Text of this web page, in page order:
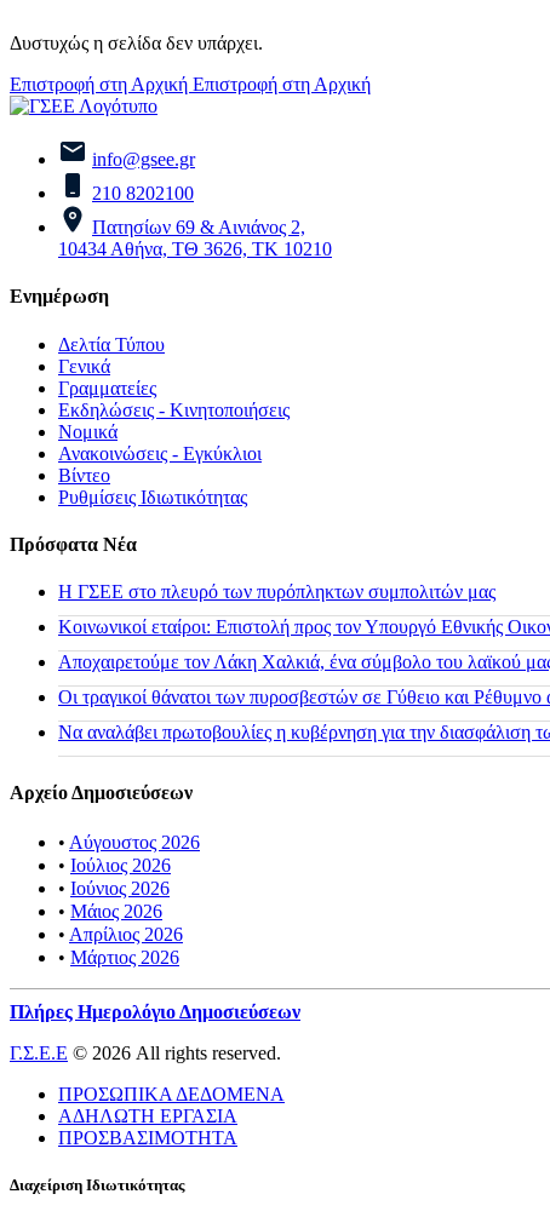
Δυστυχώς η σελίδα δεν υπάρχει.
Επιστροφή στη Αρχική Επιστροφή στη Αρχική
info@gsee.gr
210 8202100
Πατησίων 69 & Αινιάνος 2,
10434 Αθήνα, ΤΘ 3626, ΤΚ 10210
Ενημέρωση
Δελτία Τύπου
Γενικά
Γραμματείες
Εκδηλώσεις - Κινητοποιήσεις
Νομικά
Ανακοινώσεις - Εγκύκλιοι
Βίντεο
Ρυθμίσεις Ιδιωτικότητας
Πρόσφατα Νέα
H ΓΣΕΕ στο πλευρό των πυρόπληκτων συμπολιτών μας
Κοινωνικοί εταίροι: Επιστολή προς τον Υπουργό Εθνικής
Αποχαιρετούμε τον Λάκη Χαλκιά, ένα σύμβολο του λαϊκού
Οι τραγικοί θάνατοι των πυροσβεστών σε Γύθειο και
Να αναλάβει πρωτοβουλίες η κυβέρνηση για την
Αρχείο Δημοσιεύσεων
• Αύγουστος 2026
• Ιούλιος 2026
• Ιούνιος 2026
• Μάιος 2026
• Απρίλιος 2026
• Μάρτιος 2026
Πλήρες Ημερολόγιο Δημοσιεύσεων
Γ.Σ.Ε.Ε © 2026 All rights reserved.
ΠΡΟΣΩΠΙΚΑ ΔΕΔΟΜΕΝΑ
ΑΔΗΛΩΤΗ ΕΡΓΑΣΙΑ
ΠΡΟΣΒΑΣΙΜΟΤΗΤΑ
Διαχείριση Ιδιωτικότητας